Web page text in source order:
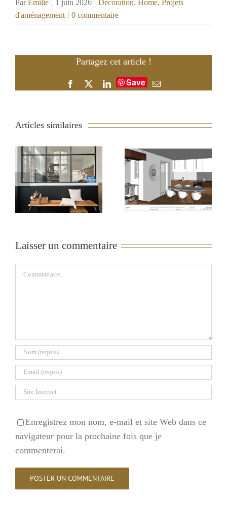
Par Emilie 1 juin 2026 Décoration, Home, Projets
d'aménagement | 0 commentaire
Partagez cet article !
Facebook LinkedIn
Save Email
Articles similaires
Rénover un banc
d’école pour une
entrée vintage
Réagencement
d’une maison des
années 60
Laisser un commentaire
Commentaire
Enregistrez mon nom, e-mail et site Web dans ce
navigateur pour la prochaine fois que je
commenterai.